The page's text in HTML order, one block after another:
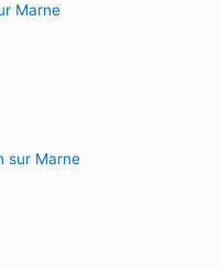
Marne
sur Marne